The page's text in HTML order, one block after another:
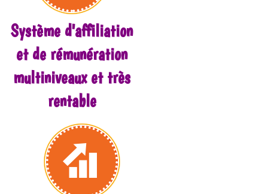
Système d'affiliation
et de rémunération
multiniveaux et très
rentable